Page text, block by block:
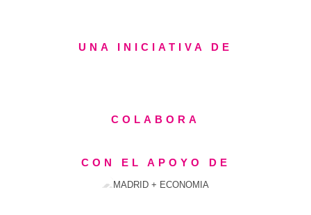
UNA INICIATIVA DE
COLABORA
CON EL APOYO DE